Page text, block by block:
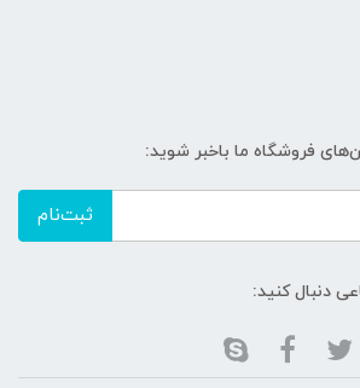
فروشگاه ما باخبر شوید:
ثبت‌نام
دنبال کنید: